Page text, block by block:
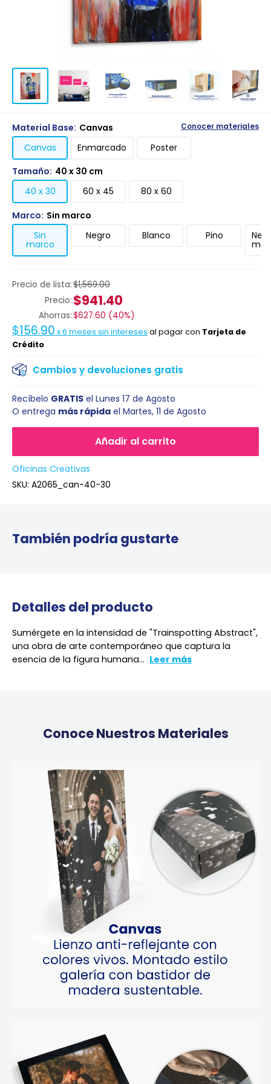
Precio de lista:$1,569.00
Precio: $941.40
Ahorras:$627.60 (40%)
$156.90 x6 meses sin intereses al pagar con Tarjeta de
Crédito
Cambios y devoluciones gratis
Material Base: Canvas Conocer materiales
Canvas Enmarcado
Poster
Tamaño: 40 x 30 cm
40 x 30
60 x 45
80 x 60
Marco: Sin marco
Sin
marco
Negro Blanco Pino
Añadir al carrito
Recíbelo GRATIS el Lunes 17 de Agosto
O entrega más rápida el Martes, 11 de Agosto
Oficinas Creativas
SKU: A2065_can-40-30
También podría gustarte
Detalles del producto
Sumérgete en la intensidad de "Trainspotting Abstract",
una obra de arte contemporáneo que captura la
esencia de la figura humana... Leer más
Conoce Nuestros Materiales